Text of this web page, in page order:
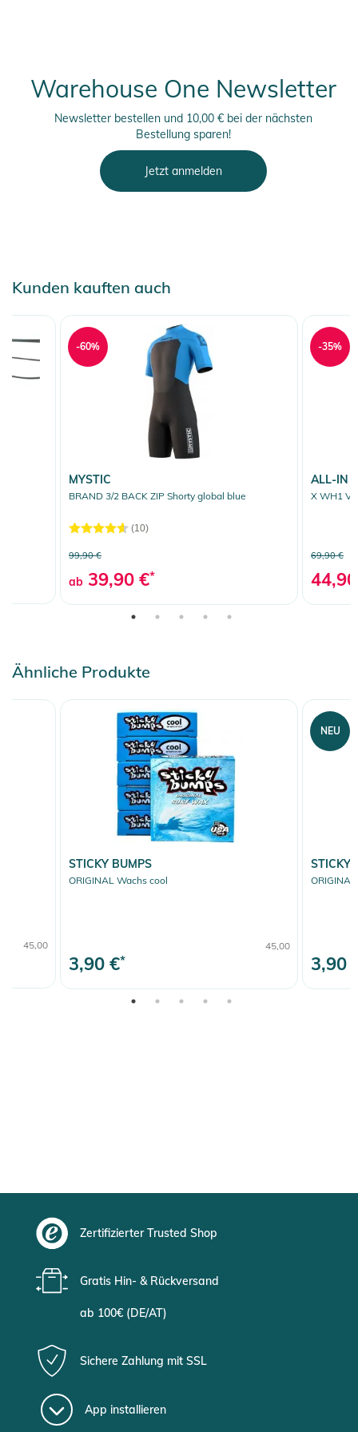
Warehouse One Newsletter
Newsletter bestellen und 10,00 € bei der nächsten
Bestellung sparen!
Jetzt anmelden
Kunden kauften auch
MYSTIC
BRAND 3/2 BACK ZIP Shorty global blue
(10)
99,90 €
ab 39,90 €*
-60%
ALL-IN
X WH1 V
69,90 €
-35%
Ähnliche Produkte
45,00
STICKY BUMPS
ORIGINAL Wachs cool
45,00
3,90 €*
STICKY
3,90
NEU
Zertifizierter Trusted Shop
Gratis Hin- & Rückversand
ab 100€ (DE/AT)
Sichere Zahlung mit SSL
App installieren